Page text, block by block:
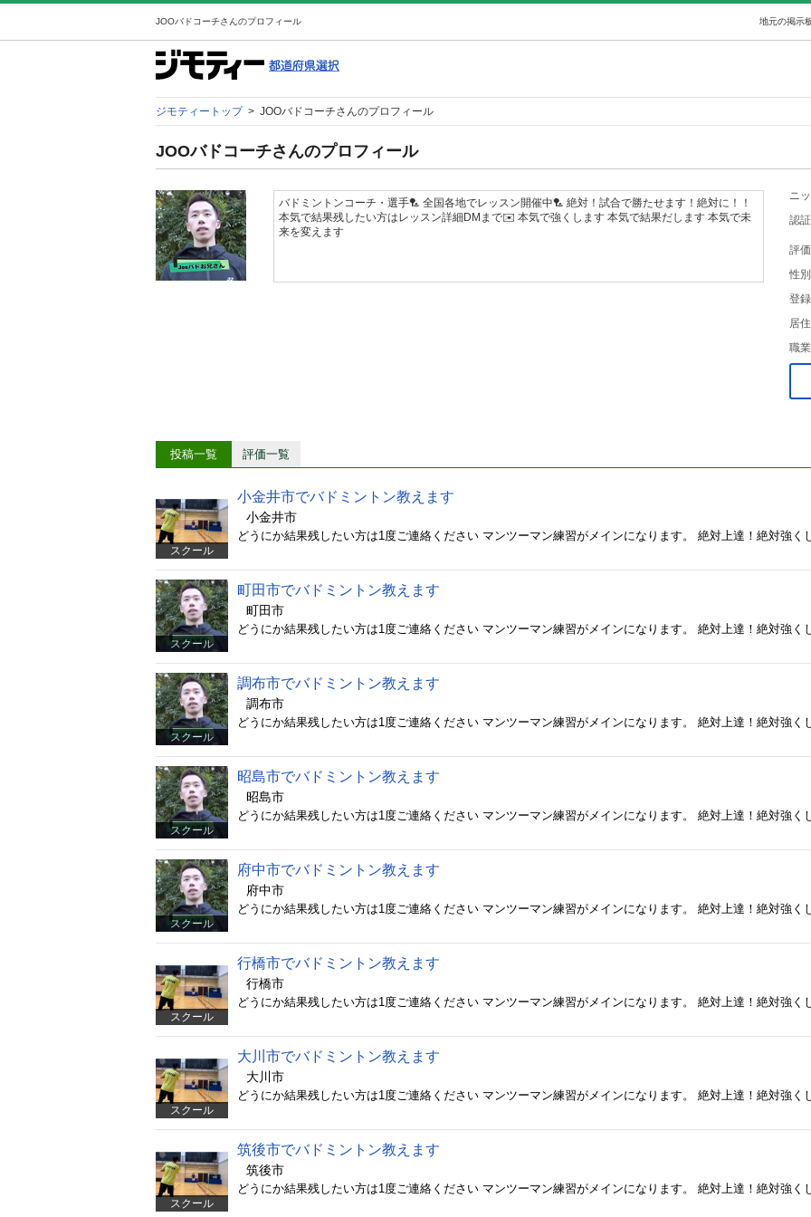
JOOバドコーチさんのプロフィール 地元の掲示
ジモティートップ > JOOバドコーチさんのプロフィール
JOOバドコーチさんのプロフィール
バドミントンコーチ・選手🏸 全国各地でレッスン開催中🏸 絶対！試合で勝たせます！絶対に！！
本気で結果残したい方はレッスン詳細DMまで✉️ 本気で強くします 本気で結果だします 本気で未
来を変えます
ニ
認証
評価
性別
登
居
職業
投稿一覧 評価一覧
スクール
小金井市でバドミントン教えます
小金井市
スクール
町田市でバドミントン教えます
町田市
スクール
調布市でバドミントン教えます
調布市
スクール
昭島市でバドミントン教えます
昭島市
スクール
府中市でバドミントン教えます
府中市
スクール
行橋市でバドミントン教えます
行橋市
スクール
大川市でバドミントン教えます
大川市
スクール
筑後市でバドミントン教えます
筑後市